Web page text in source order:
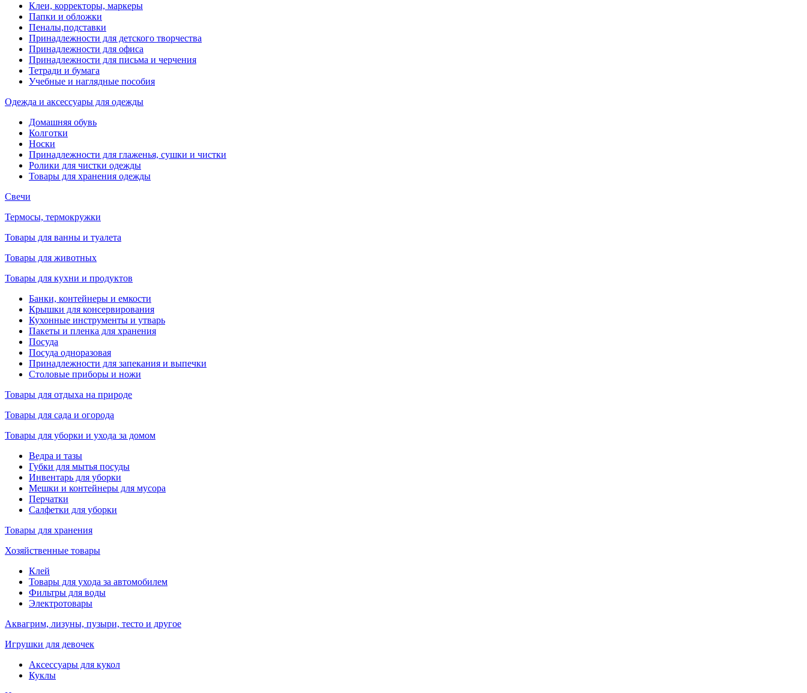
Клеи, корректоры, маркеры
Папки и обложки
Пеналы,подставки
Принадлежности для детского творчества
Принадлежности для офиса
Принадлежности для письма и черчения
Тетради и бумага
Учебные и наглядные пособия
Одежда и аксессуары для одежды
Домашняя обувь
Колготки
Носки
Принадлежности для глаженья, сушки и чистки
Ролики для чистки одежды
Товары для хранения одежды
Свечи
Термосы, термокружки
Товары для ванны и туалета
Товары для животных
Товары для кухни и продуктов
Банки, контейнеры и емкости
Крышки для консервирования
Кухонные инструменты и утварь
Пакеты и пленка для хранения
Посуда
Посуда одноразовая
Принадлежности для запекания и выпечки
Столовые приборы и ножи
Товары для отдыха на природе
Товары для сада и огорода
Товары для уборки и ухода за домом
Ведра и тазы
Губки для мытья посуды
Инвентарь для уборки
Мешки и контейнеры для мусора
Перчатки
Салфетки для уборки
Товары для хранения
Хозяйственные товары
Клей
Товары для ухода за автомобилем
Фильтры для воды
Электротовары
Аквагрим, лизуны, пузыри, тесто и другое
Игрушки для девочек
Аксессуары для кукол
Куклы